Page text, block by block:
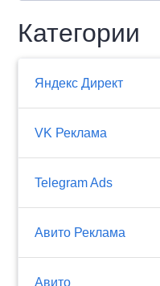
Категории
Яндекс Директ
VK Реклама
Telegram Ads
Авито Реклама
Авито